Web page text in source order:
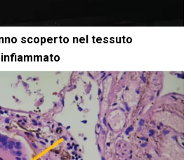
scoperto nel tessuto